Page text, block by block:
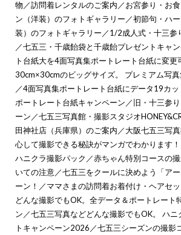
物 ／訪問着レンタルのご案内 ／お宮参り・お
ン（洋装）のフォトギャラリー ／初節句・ハ
装）のフォトギャラリー ／1/2成人式・十三参
／七五三・千歳飴袋と千歳飴プレゼントキャ
ト台紙大を4面写真集ポートレート台紙に変更
30cm×30cmのビッグサイズ。 プレミアム写
／4面写真集ポートレート台紙にデータ19カ
ポートレート台紙キャンペーン ／旧・十三参
ーン ／七五三写真館・撮影スタジオ
田神社店（兵庫県）のご案内 ／大阪七五三写
心して撮影できる秘訣がマンガでわかります！
ハニクラ撮影パック ／赤ちゃん特別コースの
いての注意／七五三をクールに決めよう「ア
ーン！ ／ママさまの訪問着お着付け・ヘアセッ
どんな撮影でもOK。全データ＆ポートレート
ン ／七五三写真などどんな撮影でもOK。 ハニ
トキャンペーン2026 ／七五三シーズンの撮影